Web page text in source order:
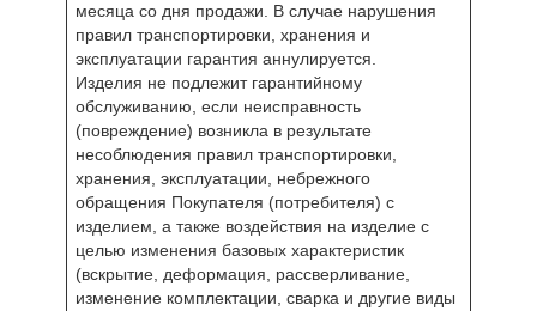
месяца со дня продажи. В случае нарушения
правил транспортировки, хранения и
эксплуатации гарантия аннулируется.
Изделия не подлежит гарантийному
обслуживанию, если неисправность
(повреждение) возникла в результате
несоблюдения правил транспортировки,
хранения, эксплуатации, небрежного
обращения Покупателя (потребителя) с
изделием, а также воздействия на изделие с
целью изменения базовых характеристик
(вскрытие, деформация, рассверливание,
изменение комплектации, сварка и другие виды